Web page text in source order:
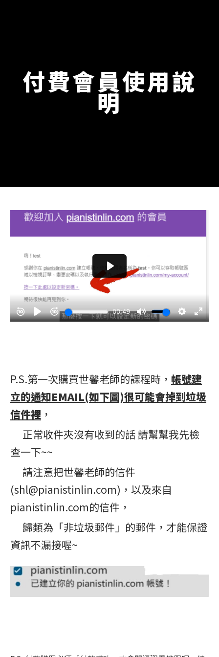
付費會員使用說
明
P.S.第一次購買世馨老師的課程時， 帳號建
立的通知EMAIL(如下圖)很可能會掉到垃圾
信件裡 ，
正常收件夾沒有收到的話 請幫幫我先檢
查一下~~
請注意把世馨老師的信件
(shl@pianistinlin.com)，以及來自
pianistinlin.com的信件，
歸類為「非垃圾郵件」的郵件，才能保證
資訊不漏接喔~